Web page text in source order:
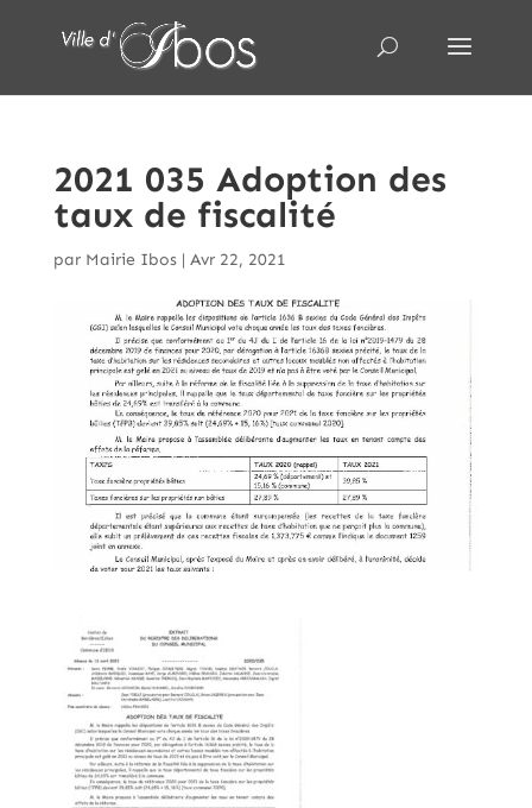
2021 035 Adoption des
taux de fiscalité
par Mairie Ibos| Avr 22, 2021